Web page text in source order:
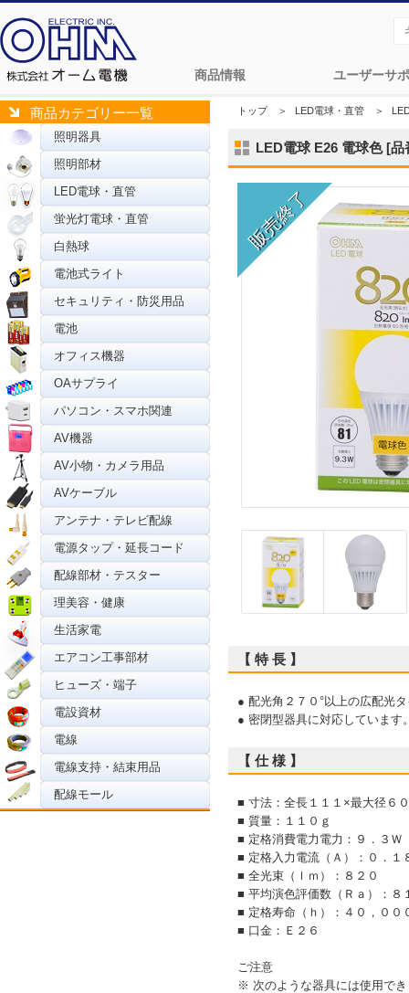
商品情報 ユーザーサ
商品カテゴリー一覧
照明器具
照明部材
LED電球・直管
蛍光灯電球・直管
白熱球
電池式ライト
セキュリティ・防災用品
電池
オフィス機器
OAサプライ
パソコン・スマホ関連
AV機器
AV小物・カメラ用品
AVケーブル
アンテナ・テレビ配線
電源タップ・延長コード
配線部材・テスター
理美容・健康
生活家電
エアコン工事部材
ヒューズ・端子
電設資材
電線
電線支持・結束用品
配線モール
トップ＞ LED電球・直管 ＞
LED電球 E26 電球色 [品
【 特 長 】
● 配光角２７０°以上の広配光
● 密閉型器具に対応しています
【 仕 様 】
■ 寸法：全長１１１×最大径６
■ 質量：１１０ｇ
■ 定格消費電力電力：９．３Ｗ
■ 定格入力電流（Ａ）：０．１
■ 全光束（ｌｍ）：８２０
■ 平均演色評価数（Ｒａ）：８
■ 定格寿命（ｈ）：４０，００
■ 口金：Ｅ２６
ご注意
※ 次のような器具には使用で